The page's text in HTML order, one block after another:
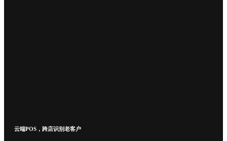
云端POS，跨店识别老客户